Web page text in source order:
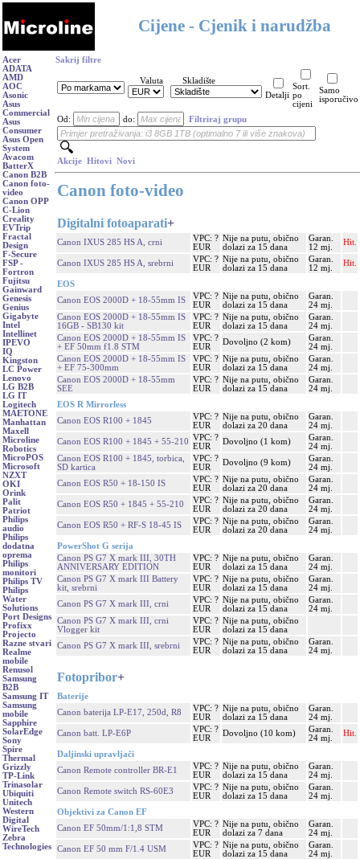
Cijene - Cjenik i narudžba
Acer
ADATA
AMD
AOC
Asonic
Asus
Commercial
Asus
Consumer
Asus Open
System
Avacom
BatterX
Canon B2B
Canon foto-
video
Canon OPP
C-Lion
Creality
EVTrip
Fractal
Design
F-Secure
FSP -
Fortron
Fujitsu
Gainward
Genesis
Genius
Gigabyte
Intel
Intellinet
IPEVO
IQ
Kingston
LC Power
Lenovo
LG B2B
LG IT
Logitech
MAETONE
Manhattan
Maxell
Microline
Robotics
MicroPOS
Microsoft
NZXT
OKI
Orink
Palit
Patriot
Philips
audio
Philips
dodatna
oprema
Philips
monitori
Philips TV
Philips
Water
Solutions
Port Designs
Profixx
Projecto
Razne stvari
Realme
mobile
Renusol
Samsung
B2B
Samsung IT
Samsung
mobile
Sapphire
SolarEdge
Sony
Spire
Thermal
Grizzly
TP-Link
Trinasolar
Ubiquiti
Unitech
Western
Digital
WireTech
Zebra
Technologies
Sakrij filtre
Valuta
Skladište
Detalji
Sort.
po
cijeni
Samo
isporučivo
Od: do: Filtriraj grupu
Akcije Hitovi Novi
Canon foto-video
Digitalni fotoaparati+
Canon IXUS 285 HS A, crni
VPC: ?
EUR
Nije na putu, obično
dolazi za 15 dana
Garan.
12 mj.
Hit.
Canon IXUS 285 HS A, srebrni
VPC: ?
EUR
Nije na putu, obično
dolazi za 15 dana
Garan.
12 mj.
Hit.
EOS
Canon EOS 2000D + 18-55mm IS
VPC: ?
EUR
Nije na putu, obično
dolazi za 15 dana
Garan.
24 mj.
Canon EOS 2000D + 18-55mm IS
16GB - SB130 kit
VPC: ?
EUR
Nije na putu, obično
dolazi za 15 dana
Garan.
24 mj.
Canon EOS 2000D + 18-55mm IS
+ EF 50mm f1.8 STM
VPC: ?
EUR
Dovoljno (2 kom)
Garan.
24 mj.
Canon EOS 2000D + 18-55mm IS
+ EF 75-300mm
VPC: ?
EUR
Nije na putu, obično
dolazi za 15 dana
Garan.
24 mj.
Canon EOS 2000D + 18-55mm
SEE
VPC: ?
EUR
Nije na putu, obično
dolazi za 15 dana
Garan.
24 mj.
EOS R Mirrorless
Canon EOS R100 + 1845
VPC: ?
EUR
Nije na putu, obično
dolazi za 20 dana
Garan.
24 mj.
Canon EOS R100 + 1845 + 55-210 VPC: ?
EUR
Dovoljno (1 kom)
Garan.
24 mj.
Canon EOS R100 + 1845, torbica,
SD kartica
VPC: ?
EUR
Dovoljno (9 kom)
Garan.
24 mj.
Canon EOS R50 + 18-150 IS
VPC: ?
EUR
Nije na putu, obično
dolazi za 20 dana
Garan.
24 mj.
Canon EOS R50 + 1845 + 55-210
VPC: ?
EUR
Nije na putu, obično
dolazi za 20 dana
Garan.
24 mj.
Canon EOS R50 + RF-S 18-45 IS
VPC: ?
EUR
Nije na putu, obično
dolazi za 20 dana
Garan.
24 mj.
PowerShot G serija
Canon PS G7 X mark III, 30TH
ANNIVERSARY EDITION
VPC: ?
EUR
Nije na putu, obično
dolazi za 15 dana
Garan.
24 mj.
Canon PS G7 X mark III Battery
kit, srebrni
VPC: ?
EUR
Nije na putu, obično
dolazi za 15 dana
Garan.
24 mj.
Canon PS G7 X mark III, crni
VPC: ?
EUR
Nije na putu, obično
dolazi za 15 dana
Garan.
24 mj.
Canon PS G7 X mark III, crni
Vlogger kit
VPC: ?
EUR
Nije na putu, obično
dolazi za 15 dana
Canon PS G7 X mark III, srebrni
VPC: ?
EUR
Nije na putu, obično
dolazi za 15 dana
Garan.
24 mj.
Fotopribor+
Baterije
Canon baterija LP-E17, 250d, R8
VPC: ?
EUR
Nije na putu, obično
dolazi za 15 dana
Garan.
24 mj.
Canon batt. LP-E6P
VPC: ?
EUR
Dovoljno (10 kom)
Garan.
24 mj.
Hit.
Daljinski upravljači
Canon Remote controller BR-E1
VPC: ?
EUR
Nije na putu, obično
dolazi za 15 dana
Garan.
24 mj.
Canon Remote switch RS-60E3
VPC: ?
EUR
Nije na putu, obično
dolazi za 15 dana
Garan.
24 mj.
Objektivi za Canon EF
Canon EF 50mm/1:1,8 STM
VPC: ?
EUR
Nije na putu, obično
dolazi za 7 dana
Garan.
24 mj.
Canon EF 50 mm F/1.4 USM
VPC: ?
EUR
Nije na putu, obično
dolazi za 15 dana
Garan.
24 mj.